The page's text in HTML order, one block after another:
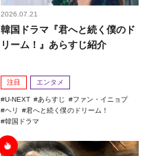
2026.07.21
韓国ドラマ『君へと続く僕のド
リーム！』あらすじ紹介
注目 エンタメ
U-NEXT あらすじ
ファン・イニョプ
ヘリ
君へと続く僕のドリーム！
韓国ドラマ